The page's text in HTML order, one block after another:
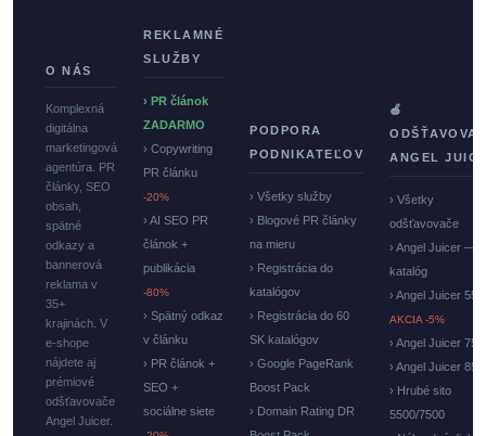
O NÁS
Komplexná
digitálna
marketingová
agentúra. PR
články, SEO
obsah,
spätné
odkazy a
bannerová
reklama v
35+
krajinách. V
e-shope
nájdete aj
prémiové
odšťavovače
Angel Juicer.
REKLAMNÉ
SLUŽBY
› PR článok
ZADARMO
› Copywriting
PR článku
-20%
› AI SEO PR
článok +
publikácia
-80%
› Spätný odkaz
v článku
› PR článok +
SEO +
sociálne siete
PODPORA
PODNIKATEĽOV
› Všetky služby
› Blogové PR články
na mieru
› Registrácia do
katalógov
› Registrácia do 60
SK katalógov
› Google PageRank
Boost Pack
› Domain Rating DR
🍏
ANGEL
› Všetky
odšťavovače
› Angel Juicer —
katalóg
› Angel Juicer
AKCIA -5%
› Angel Juicer
› Angel Juicer
› Hrubé sito
5500/7500